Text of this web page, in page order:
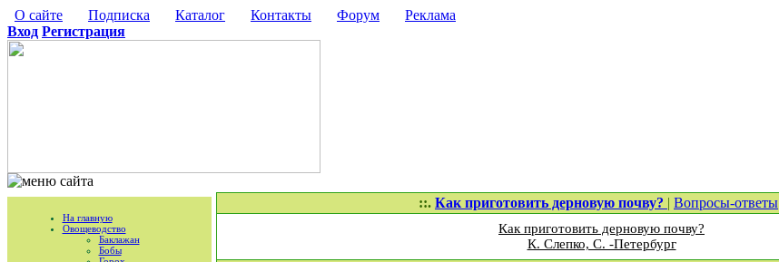
О сайте Подписка Каталог Контакты Форум
Реклама
Вход Регистрация
На главную
Овощеводство
Баклажан
Бобы
::. Как приготовить дерновую почву? | Вопросы-ответы
Как приготовить дерновую почву?
К. Слепко, С. -Петербург